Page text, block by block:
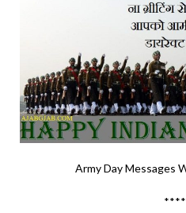
Army Day Messages